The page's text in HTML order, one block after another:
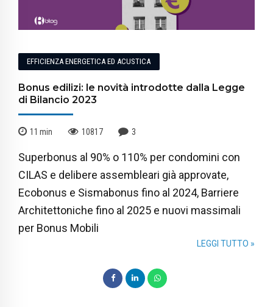
EFFICIENZA ENERGETICA ED ACUSTICA
Bonus edilizi: le novità introdotte dalla Legge
di Bilancio 2023
11 min 10817 3
Superbonus al 90% o 110% per condomini con
CILAS e delibere assembleari già approvate,
Ecobonus e Sismabonus fino al 2024, Barriere
Architettoniche fino al 2025 e nuovi massimali
per Bonus Mobili
LEGGI TUTTO »